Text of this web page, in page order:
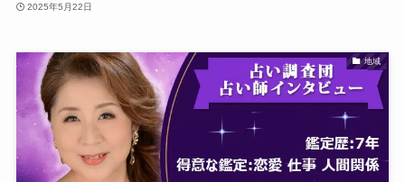
2025年5月22日
地域